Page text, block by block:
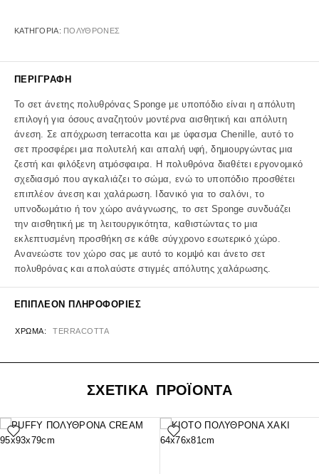
ΚΑΤΗΓΟΡΊΑ: ΠΟΛΥΘΡΟΝΕΣ
ΠΕΡΙΓΡΑΦΉ
Το σετ άνετης πολυθρόνας Sponge με υποπόδιο είναι η απόλυτη
επιλογή για όσους αναζητούν μοντέρνα αισθητική και απόλυτη
άνεση. Σε απόχρωση terracotta και με ύφασμα Chenille, αυτό το
σετ προσφέρει μια πολυτελή και απαλή υφή, δημιουργώντας μια
ζεστή και φιλόξενη ατμόσφαιρα. Η πολυθρόνα διαθέτει εργονομικό
σχεδιασμό που αγκαλιάζει το σώμα, ενώ το υποπόδιο προσθέτει
επιπλέον άνεση και χαλάρωση. Ιδανικό για το σαλόνι, το
υπνοδωμάτιο ή τον χώρο ανάγνωσης, το σετ Sponge συνδυάζει
την αισθητική με τη λειτουργικότητα, καθιστώντας το μια
εκλεπτυσμένη προσθήκη σε κάθε σύγχρονο εσωτερικό χώρο.
Ανανεώστε τον χώρο σας με αυτό το κομψό και άνετο σετ
πολυθρόνας και απολαύστε στιγμές απόλυτης χαλάρωσης.
ΕΠΙΠΛΈΟΝ ΠΛΗΡΟΦΟΡΊΕΣ
ΧΡΏΜΑ TERRACOTTA
ΣΧΕΤΙΚΑ ΠΡΟΪΟΝΤΑ